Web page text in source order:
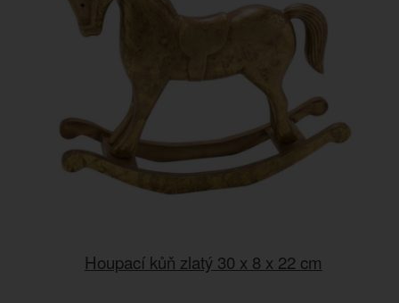
Houpací kůň zlatý 30 x 8 x 22 cm